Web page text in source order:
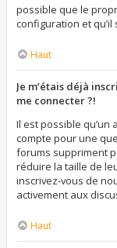
possible que le
configuration et
Haut
Je m’étais déjà
me connecter ?!
Il est possible
compte pour une
forums suppriment
réduire la taille de
inscrivez-vous de
activement aux
Haut